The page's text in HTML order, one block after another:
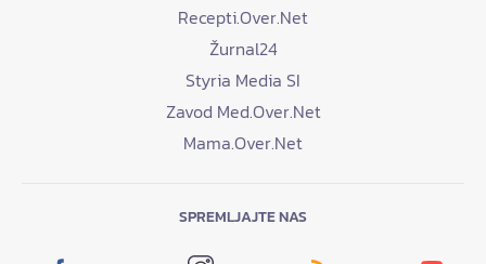
Recepti.Over.Net
Žurnal24
Styria Media SI
Zavod Med.Over.Net
Mama.Over.Net
SPREMLJAJTE NAS